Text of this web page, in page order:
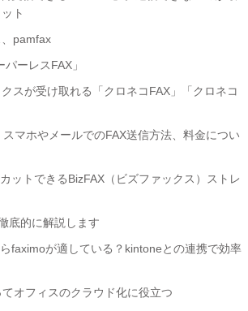
ト
、pamfax
ーレスFAX」
スが受け取れる「クロネコFAX」「クロネコ
マホやメールでのFAX送信方法、料金につい
ットできるBizFAX（ビズファックス）ストレ
底的に解説します
faximoが適している？kintoneとの連携で効率
オフィスのクラウド化に役立つ